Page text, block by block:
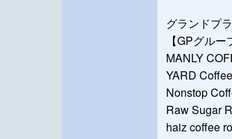
グランドプ
【GPグルー
MANLY
YARD
Nonstop
Raw Sugar
haiz coffee